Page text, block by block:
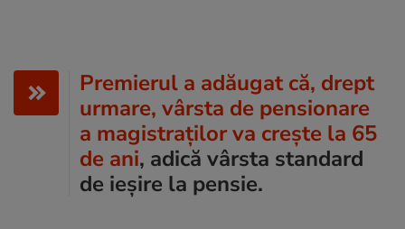
Premierul a adăugat că, drept
urmare, vârsta de pensionare
a magistraților va crește la 65
de ani, adică vârsta standard
de ieșire la pensie.